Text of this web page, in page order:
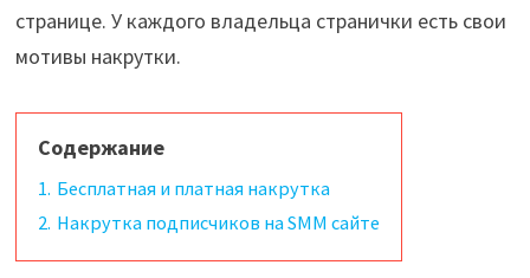
странице. У каждого владельца странички есть свои
мотивы накрутки.
Содержание
1. Бесплатная и платная накрутка
2. Накрутка подписчиков на SMM сайте